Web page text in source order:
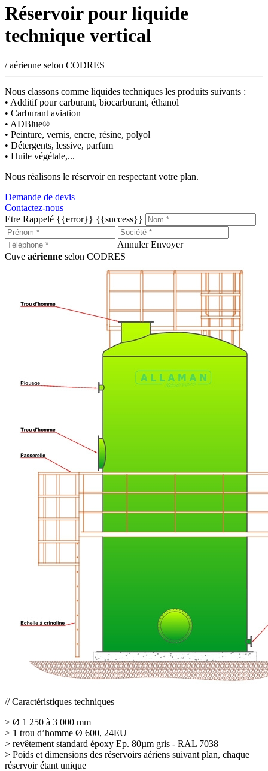
Réservoir pour liquide
technique vertical
/ aérienne selon CODRES
Nous classons comme liquides techniques les produits suivants :
• Additif pour carburant, biocarburant, éthanol
• Carburant aviation
• ADBlue®
• Peinture, vernis, encre, résine, polyol
• Détergents, lessive, parfum
• Huile végétale,...
Nous réalisons le réservoir en respectant votre plan.
Demande de devis
Contactez-nous
Etre Rappelé {{error}} {{success}}
Annuler Envoyer
Cuve aérienne selon CODRES
//Caractéristiques techniques
> Ø 1 250 à 3 000 mm
> 1 trou d’homme Ø 600, 24EU
> revêtement standard époxy Ep. 80µm gris - RAL 7038
> Poids et dimensions des réservoirs aériens suivant plan, chaque
réservoir étant unique